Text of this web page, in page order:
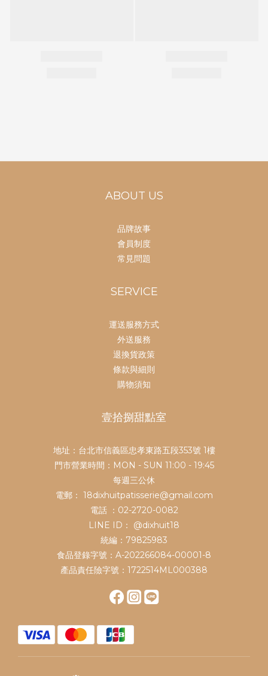
ABOUT US
品牌故事
會員制度
常見問題
SERVICE
運送服務方式
外送服務
退換貨政策
條款與細則
購物須知
壹拾捌甜點室
地址：台北市信義區忠孝東路五段353號 1樓
門市營業時間：MON - SUN 11:00 - 19:45
每週三公休
電郵： 18dixhuitpatisserie@gmail.com
電話 ：02-2720-0082
LINE ID：
@dixhuit18
統編：79825983
食品登錄字號：A-202266084-00001-8
產品責任險字號：1722514ML000388